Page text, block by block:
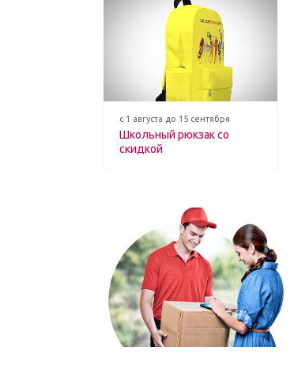
с 1 августа до 15 сентября
Школьный рюкзак со
скидкой